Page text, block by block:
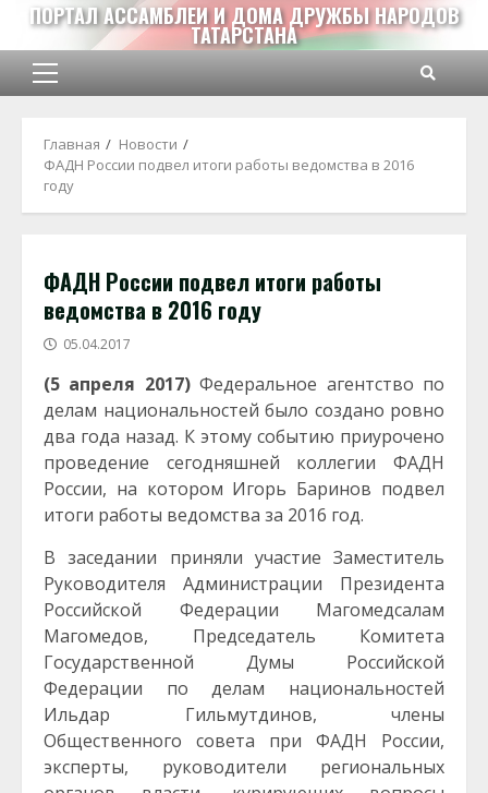
Перейти
содержимому
ПОРТАЛ АССАМБЛЕИ И ДОМА ДРУЖБЫ НАРОДОВ
ТАТАРСТАНА
Основное
Главная
Новости
ФАДН России подвел итоги работы ведомства в 2016
году
ФАДН России подвел итоги работы
ведомства в 2016 году
05.04.2017
(5 апреля 2017)Федеральное агентство по
делам национальностей было создано ровно
два года назад. К этому событию приурочено
проведение сегодняшней коллегии ФАДН
России, на котором Игорь Баринов подвел
итоги работы ведомства за 2016 год.
В заседании приняли участие Заместитель
Руководителя Администрации Президента
Российской Федерации Магомедсалам
Магомедов, Председатель Комитета
Государственной Думы Российской
Федерации по делам национальностей
Ильдар Гильмутдинов, члены
Общественного совета при ФАДН России,
эксперты, руководители региональных